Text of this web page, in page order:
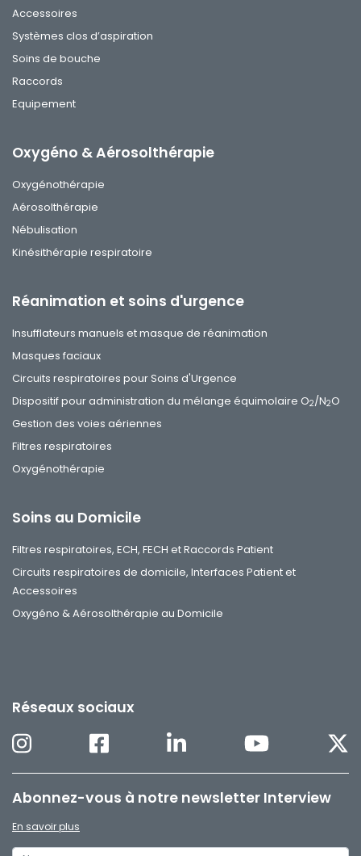
Accessoires
Systèmes clos d’aspiration
Soins de bouche
Raccords
Equipement
Oxygéno & Aérosolthérapie
Oxygénothérapie
Aérosolthérapie
Nébulisation
Kinésithérapie respiratoire
Réanimation et soins d'urgence
Insufflateurs manuels et masque de réanimation
Masques faciaux
Circuits respiratoires pour Soins d'Urgence
Dispositif pour administration du mélange équimolaire O2/N2O
Gestion des voies aériennes
Filtres respiratoires
Oxygénothérapie
Soins au Domicile
Filtres respiratoires, ECH, FECH et Raccords Patient
Circuits respiratoires de domicile, Interfaces Patient et
Accessoires
Oxygéno & Aérosolthérapie au Domicile
Réseaux sociaux
Abonnez-vous à notre newsletter Interview
En savoir plus